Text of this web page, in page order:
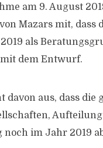
am 9. August
Mazars mit,
als
dem Entwurf.
davon aus, dass
noch im Jahr 2019